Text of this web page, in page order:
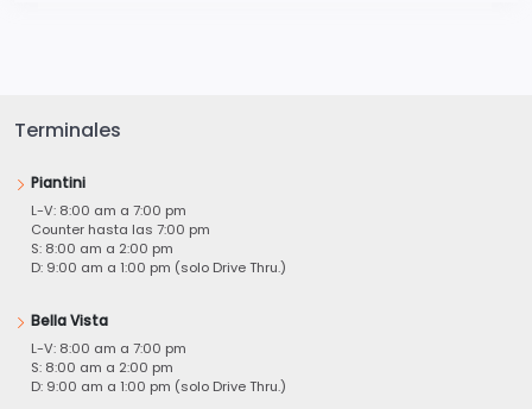
Terminales
Piantini
L-V: 8:00 am a 7:00 pm
Counter hasta las 7:00 pm
S: 8:00 am a 2:00 pm
D: 9:00 am a 1:00 pm (solo Drive Thru.)
Bella Vista
L-V: 8:00 am a 7:00 pm
S: 8:00 am a 2:00 pm
D: 9:00 am a 1:00 pm (solo Drive Thru.)